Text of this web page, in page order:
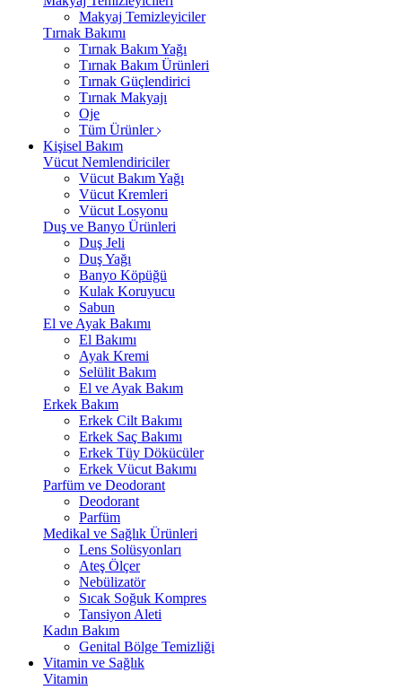
Makyaj Temizleyiciler
Tırnak Bakımı
Tırnak Bakım Yağı
Tırnak Bakım Ürünleri
Tırnak Güçlendirici
Tırnak Makyajı
Oje
Tüm Ürünler
Kişisel Bakım
Vücut Nemlendiriciler
Vücut Bakım Yağı
Vücut Kremleri
Vücut Losyonu
Duş ve Banyo Ürünleri
Duş Jeli
Duş Yağı
Banyo Köpüğü
Kulak Koruyucu
Sabun
El ve Ayak Bakımı
El Bakımı
Ayak Kremi
Selülit Bakım
El ve Ayak Bakım
Erkek Bakım
Erkek Cilt Bakımı
Erkek Saç Bakımı
Erkek Tüy Dökücüler
Erkek Vücut Bakımı
Parfüm ve Deodorant
Deodorant
Parfüm
Medikal ve Sağlık Ürünleri
Lens Solüsyonları
Ateş Ölçer
Nebülizatör
Sıcak Soğuk Kompres
Tansiyon Aleti
Kadın Bakım
Genital Bölge Temizliği
Vitamin ve Sağlık
Vitamin